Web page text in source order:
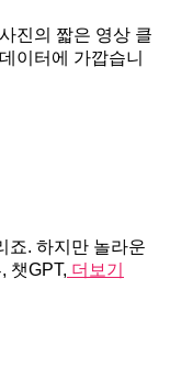
진의 짧은 영상 클
이터에 가깝습니
죠. 하지만 놀라운
챗GPT, 더보기